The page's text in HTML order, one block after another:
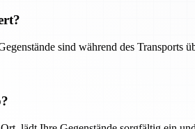
sind während des Transports